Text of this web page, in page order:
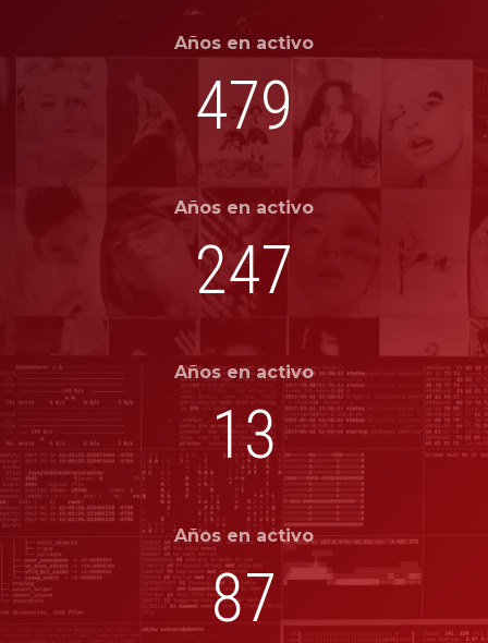
Años en activo
479
Años en activo
247
Años en activo
13
Años en activo
87